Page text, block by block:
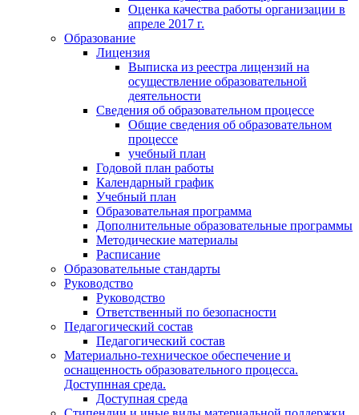
Оценка качества работы организации в
апреле 2017 г.
Образование
Лицензия
Выписка из реестра лицензий на
осуществление образовательной
деятельности
Сведения об образовательном процессе
Общие сведения об образовательном
процессе
учебный план
Годовой план работы
Календарный график
Учебный план
Образовательная программа
Дополнительные образовательные программы
Методические материалы
Расписание
Образовательные стандарты
Руководство
Руководство
Ответственный по безопасности
Педагогический состав
Педагогический состав
Материально-техническое обеспечение и
оснащенность образовательного процесса.
Доступнная среда.
Доступная среда